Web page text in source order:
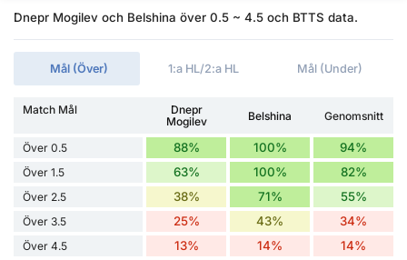
Dnepr Mogilev och Belshina över 0.5 ~ 4.5 och BTTS data.
Mål (Över) 1:a HL/2:a HL Mål (Under)
Match Mål
Dnepr
Mogilev
Belshina Genomsnitt
Över 0.5 88% 100% 94%
Över 1.5 63% 100% 82%
Över 2.5 38% 71% 55%
Över 3.5 25% 43% 34%
Över 4.5 13% 14% 14%